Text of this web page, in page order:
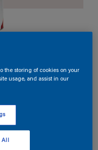
the storing of cookies on your
usage, and assist in our
All